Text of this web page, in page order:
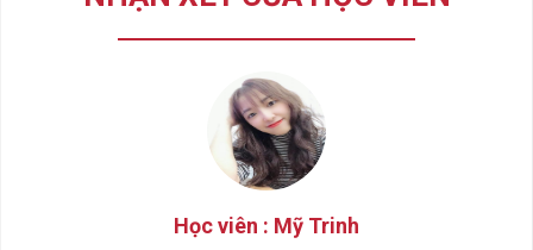
Học viên : Mỹ Trinh